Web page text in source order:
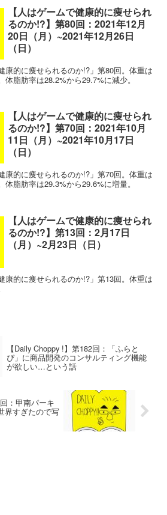
【人はゲームで健康的に痩せられ
るのか!?】第80回：2021年12月
20日（月）~2021年12月26日
（日）
康的に痩せられるのか!?」第80回。体重は
脂肪率は28.2%から29.7%に減少。
【人はゲームで健康的に痩せられ
るのか!?】第70回：2021年10月
11日（月）~2021年10月17日
（日）
康的に痩せられるのか!?」第70回。体重は
脂肪率は29.3%から29.6%に増量。
【人はゲームで健康的に痩せられ
るのか!?】第13回：2月17日
（月）~2月23日（日）
康的に痩せられるのか!?」第13回。体重は
【Daily Choppy !】第182回：「ふらと
ぴ」に商品開発のコンサルティング機能
が欲しい…という話
：甲南パーキ
界すぎたので写